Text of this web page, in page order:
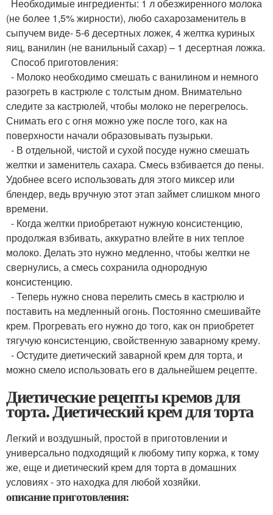
Необходимые ингредиенты: 1 л обезжиренного молока
(не более 1,5% жирности), любо сахарозаменитель в
сыпучем виде- 5-6 десертных ложек, 4 желтка куриных
яиц, ванилин (не ванильный сахар) – 1 десертная ложка.
Способ приготовления:
- Молоко необходимо смешать с ванилином и немного
разогреть в кастрюле с толстым дном. Внимательно
следите за кастрюлей, чтобы молоко не перегрелось.
Снимать его с огня можно уже после того, как на
поверхности начали образовывать пузырьки.
- В отдельной, чистой и сухой посуде нужно смешать
желтки и заменитель сахара. Смесь взбивается до пены.
Удобнее всего использовать для этого миксер или
блендер, ведь вручную этот этап займет слишком много
времени.
- Когда желтки приобретают нужную консистенцию,
продолжая взбивать, аккуратно влейте в них теплое
молоко. Делать это нужно медленно, чтобы желтки не
свернулись, а смесь сохранила однородную
консистенцию.
- Теперь нужно снова перелить смесь в кастрюлю и
поставить на медленный огонь. Постоянно смешивайте
крем. Прогревать его нужно до того, как он приобретет
тягучую консистенцию, свойственную заварному крему.
- Остудите диетический заварной крем для торта, и
можно смело использовать его в дальнейшем рецепте.
Диетические рецепты кремов для
торта. Диетический крем для торта
Легкий и воздушный, простой в приготовлении и
универсально подходящий к любому типу коржа, к тому
же, еще и диетический крем для торта в домашних
условиях - это находка для любой хозяйки.
описание приготовления: